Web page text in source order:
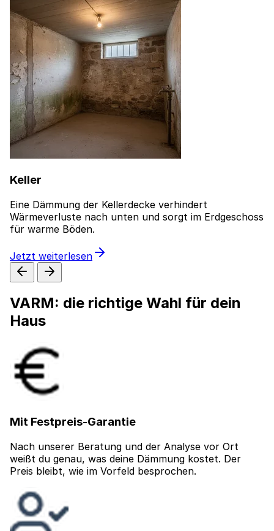
Keller
Eine Dämmung der Kellerdecke verhindert
Wärmeverluste nach unten und sorgt im Erdgeschoss
für warme Böden.
Jetzt weiterlesen
VARM: die richtige Wahl für dein
Haus
Mit Festpreis-Garantie
Nach unserer Beratung und der Analyse vor Ort
weißt du genau, was deine Dämmung kostet. Der
Preis bleibt, wie im Vorfeld besprochen.